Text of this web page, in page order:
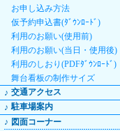
お申し込み方法
仮予約申込書(ﾀﾞｳﾝﾛｰﾄﾞ)
利用のお願い(使用前)
利用のお願い(当日・使用後)
利用のしおり(PDFﾀﾞｳﾝﾛｰﾄﾞ)
舞台看板の制作サイズ
♪ 交通アクセス
♪ 駐車場案内
♪ 図面コーナー